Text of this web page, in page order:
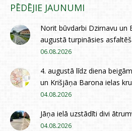
PĒDĒJIE JAUNUMI
Norit būvdarbi Dzirnavu un
augustā turpināsies
06.08.2026
4. augustā līdz diena
un Krišjāņa Barona ielas
04.08.2026
Jāņa ielā uzstādīti divi
04.08.2026